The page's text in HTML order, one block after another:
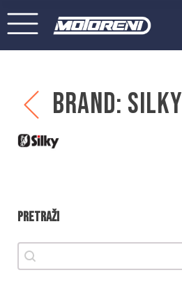
Brand: Silky
Pretraži
Pretraži
Pretraži